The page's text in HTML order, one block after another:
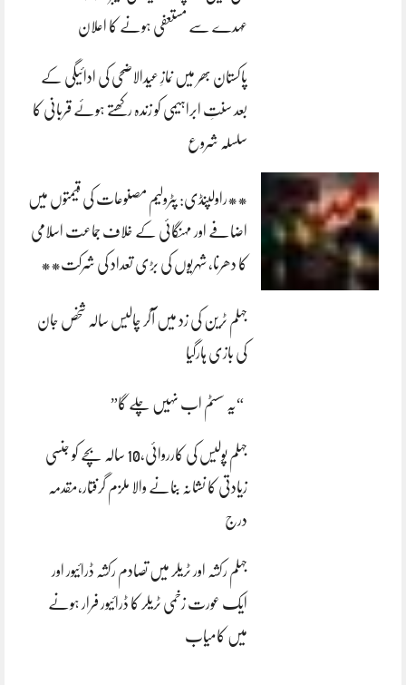
عہدے سے مستعفی ہونے کا اعلان
پاکستان بھر میں نمازِ عیدالاضحی کی ادائیگی کے
بعد سنتِ ابراہیمی کو زندہ رکھتے ہوئے قربانی کا
سلسلہ شروع
**راولپنڈی: پٹرولیم مصنوعات کی قیمتوں میں
اضافے اور مہنگائی کے خلاف جماعت اسلامی
کا دھرنا، شہریوں کی بڑی تعداد کی شرکت**
جہلم ٹرین کی زد میں آکر چالیس سالہ شخص جان
کی بازی ہارگیا
“یہ سسٹم اب نہیں چلے گا”
جہلم پولیس کی کارروائی،10 سالہ بچے کو جنسی
زیادتی کا نشانہ بنانے والا ملزم گرفتار،مقدمہ
درج
جہلم رکشہ اور ٹریلر میں تصادم رکشہ ڈرائیور اور
ایک عورت زخمی ٹریلر کا ڈرائیور فرار ہونے
میں کامیاب